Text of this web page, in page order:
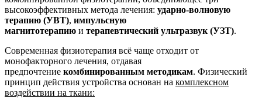
высокоэффективных метода лечения: ударно-волновую
терапию (УВТ), импульсную
магнитотерапию и терапевтический ультразвук (УЗТ).
Современная физиотерапия всё чаще отходит от
монофакторного лечения, отдавая
предпочтение комбинированным методикам. Физический
принцип действия устройства основан на комплексном
воздействии на ткани: